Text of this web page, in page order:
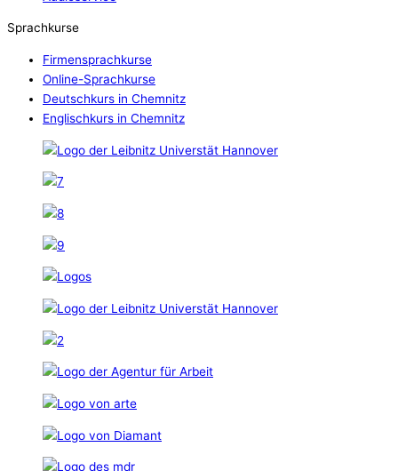
Sprachkurse
Firmensprachkurse
Online-Sprachkurse
Deutschkurs in Chemnitz
Englischkurs in Chemnitz